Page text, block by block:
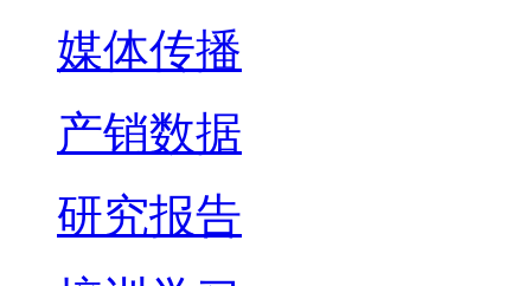
媒体传播
产销数据
研究报告